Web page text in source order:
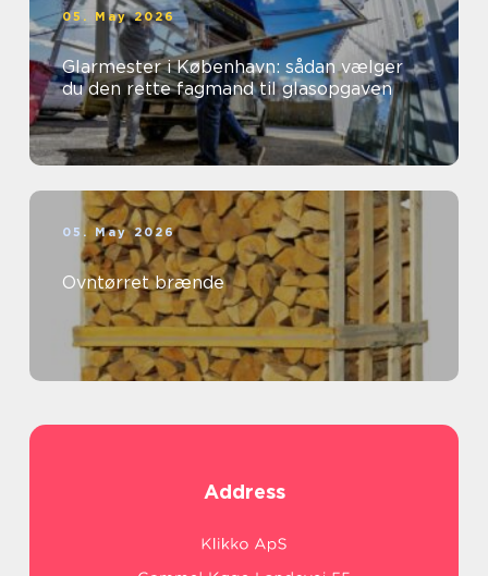
05. May 2026
Glarmester i København: sådan vælger
du den rette fagmand til glasopgaven
05. May 2026
Ovntørret brænde
Address